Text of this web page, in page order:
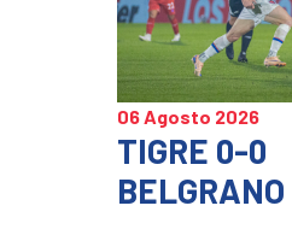
06 Agosto 2026
TIGRE 0-0
BELGRANO